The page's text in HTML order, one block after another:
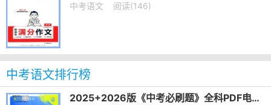
中考语文 阅读(146)
中考语文排行榜
2025+2026版《中考必刷题》全科PDF电子版下载